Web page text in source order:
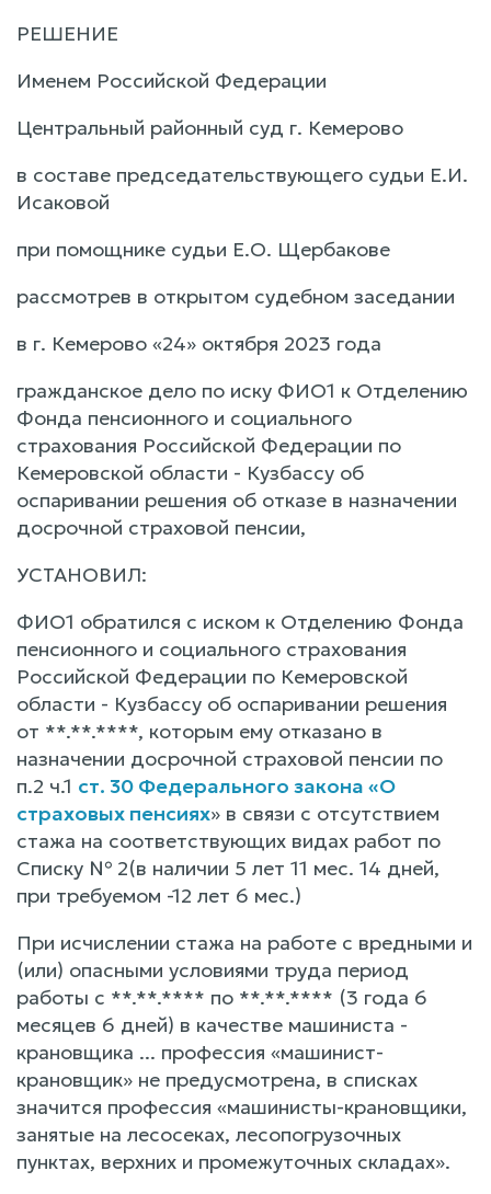
РЕШЕНИЕ
Именем Российской Федерации
Центральный районный суд г. Кемерово
в составе председательствующего судьи Е.И.
Исаковой
при помощнике судьи Е.О. Щербакове
рассмотрев в открытом судебном заседании
в г. Кемерово «24» октября 2023 года
гражданское дело по иску ФИО1 к Отделению
Фонда пенсионного и социального
страхования Российской Федерации по
Кемеровской области - Кузбассу об
оспаривании решения об отказе в назначении
досрочной страховой пенсии,
УСТАНОВИЛ:
ФИО1 обратился с иском к Отделению Фонда
пенсионного и социального страхования
Российской Федерации по Кемеровской
области - Кузбассу об оспаривании решения
от **.**.****, которым ему отказано в
назначении досрочной страховой пенсии по
п.2 ч.1 ст. 30 Федерального закона «О
страховых пенсиях» в связи с отсутствием
стажа на соответствующих видах работ по
Списку № 2(в наличии 5 лет 11 мес. 14 дней,
при требуемом -12 лет 6 мес.)
При исчислении стажа на работе с вредными и
(или) опасными условиями труда период
работы с **.**.**** по **.**.**** (3 года 6
месяцев 6 дней) в качестве машиниста -
крановщика ... профессия «машинист-
крановщик» не предусмотрена, в списках
значится профессия «машинисты-крановщики,
занятые на лесосеках, лесопогрузочных
пунктах, верхних и промежуточных складах».